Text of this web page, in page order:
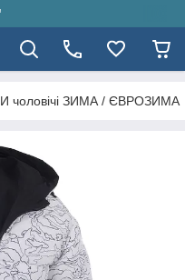
чоловічі ЗИМА / ЄВРОЗИМА